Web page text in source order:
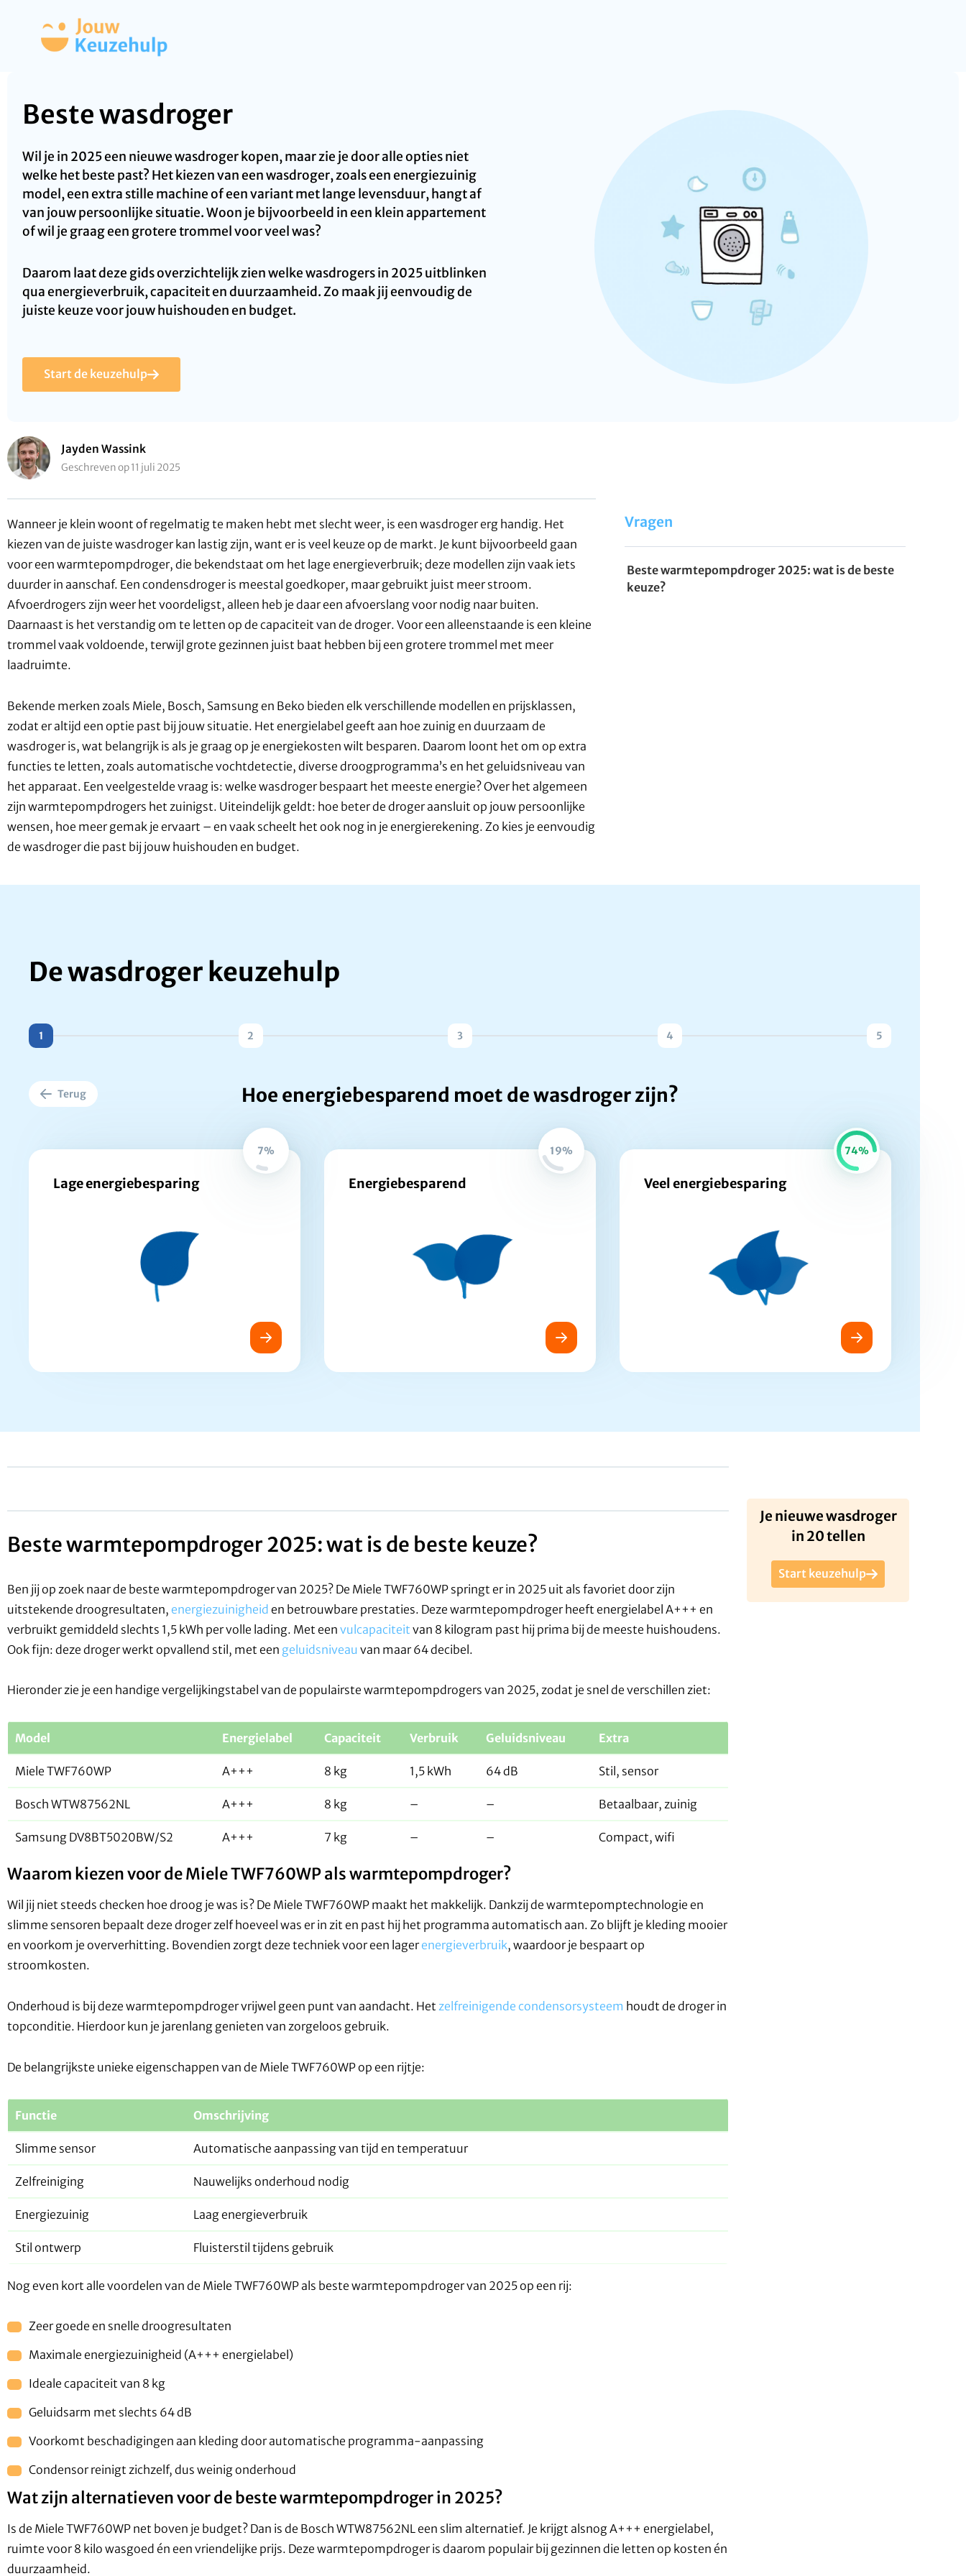
Beste wasdroger
Wil je in 2025 een nieuwe wasdroger kopen, maar zie je door alle opties niet
welke het beste past? Het kiezen van een wasdroger, zoals een energiezuinig
model, een extra stille machine of een variant met lange levensduur, hangt af
van jouw persoonlijke situatie. Woon je bijvoorbeeld in een klein appartement
of wil je graag een grotere trommel voor veel was?
Daarom laat deze gids overzichtelijk zien welke wasdrogers in 2025 uitblinken
qua energieverbruik, capaciteit en duurzaamheid. Zo maak jij eenvoudig de
juiste keuze voor jouw huishouden en budget.
Start de keuzehulp
Jayden Wassink
Geschreven op 11 juli 2025
Wanneer je klein woont of regelmatig te maken hebt met slecht weer, is een wasdroger erg handig. Het
kiezen van de juiste wasdroger kan lastig zijn, want er is veel keuze op de markt. Je kunt bijvoorbeeld gaan
voor een warmtepompdroger, die bekendstaat om het lage energieverbruik; deze modellen zijn vaak iets
duurder in aanschaf. Een condensdroger is meestal goedkoper, maar gebruikt juist meer stroom.
Afvoerdrogers zijn weer het voordeligst, alleen heb je daar een afvoerslang voor nodig naar buiten.
Daarnaast is het verstandig om te letten op de capaciteit van de droger. Voor een alleenstaande is een kleine
trommel vaak voldoende, terwijl grote gezinnen juist baat hebben bij een grotere trommel met meer
laadruimte.
Bekende merken zoals Miele, Bosch, Samsung en Beko bieden elk verschillende modellen en prijsklassen,
zodat er altijd een optie past bij jouw situatie. Het energielabel geeft aan hoe zuinig en duurzaam de
wasdroger is, wat belangrijk is als je graag op je energiekosten wilt besparen. Daarom loont het om op extra
functies te letten, zoals automatische vochtdetectie, diverse droogprogramma’s en het geluidsniveau van
het apparaat. Een veelgestelde vraag is: welke wasdroger bespaart het meeste energie? Over het algemeen
zijn warmtepompdrogers het zuinigst. Uiteindelijk geldt: hoe beter de droger aansluit op jouw persoonlijke
wensen, hoe meer gemak je ervaart – en vaak scheelt het ook nog in je energierekening. Zo kies je eenvoudig
de wasdroger die past bij jouw huishouden en budget.
Vragen
Beste warmtepompdroger 2025: wat is de beste
keuze?
De wasdroger keuzehulp
1 2 3 4 5
Terug Hoe energiebesparend moet de wasdroger zijn?
7%
Lage energiebesparing
19%
Energiebesparend
74%
Veel energiebesparing
Beste warmtepompdroger 2025: wat is de beste keuze?
Ben jij op zoek naar de beste warmtepompdroger van 2025? De Miele TWF760WP springt er in 2025 uit als favoriet door zijn
uitstekende droogresultaten, energiezuinigheid en betrouwbare prestaties. Deze warmtepompdroger heeft energielabel A+++ en
verbruikt gemiddeld slechts 1,5 kWh per volle lading. Met een vulcapaciteit van 8 kilogram past hij prima bij de meeste huishoudens.
Ook fijn: deze droger werkt opvallend stil, met een geluidsniveau van maar 64 decibel.
Hieronder zie je een handige vergelijkingstabel van de populairste warmtepompdrogers van 2025, zodat je snel de verschillen ziet:
Model Energielabel Capaciteit Verbruik Geluidsniveau Extra
Miele TWF760WP A+++ 8 kg 1,5 kWh 64 dB Stil, sensor
Bosch WTW87562NL A+++ 8 kg – – Betaalbaar, zuinig
Samsung DV8BT5020BW/S2 A+++ 7 kg – – Compact, wifi
Waarom kiezen voor de Miele TWF760WP als warmtepompdroger?
Wil jij niet steeds checken hoe droog je was is? De Miele TWF760WP maakt het makkelijk. Dankzij de warmtepomptechnologie en
slimme sensoren bepaalt deze droger zelf hoeveel was er in zit en past hij het programma automatisch aan. Zo blijft je kleding mooier
en voorkom je oververhitting. Bovendien zorgt deze techniek voor een lagerenergieverbruik, waardoor je bespaart op
stroomkosten.
Onderhoud is bij deze warmtepompdroger vrijwel geen punt van aandacht. Het zelfreinigende condensorsysteem houdt de droger in
topconditie. Hierdoor kun je jarenlang genieten van zorgeloos gebruik.
De belangrijkste unieke eigenschappen van de Miele TWF760WP op een rijtje:
Functie Omschrijving
Slimme sensor Automatische aanpassing van tijd en temperatuur
Zelfreiniging Nauwelijks onderhoud nodig
Energiezuinig Laag energieverbruik
Stil ontwerp Fluisterstil tijdens gebruik
Nog even kort alle voordelen van de Miele TWF760WP als beste warmtepompdroger van 2025 op een rij:
Zeer goede en snelle droogresultaten
Maximale energiezuinigheid (A+++ energielabel)
Ideale capaciteit van 8 kg
Geluidsarm met slechts 64 dB
Voorkomt beschadigingen aan kleding door automatische programma-aanpassing
Condensor reinigt zichzelf, dus weinig onderhoud
Wat zijn alternatieven voor de beste warmtepompdroger in 2025?
Is de Miele TWF760WP net boven je budget? Dan is de Bosch WTW87562NL een slim alternatief. Je krijgt alsnog A+++ energielabel,
ruimte voor 8 kilo wasgoed én een vriendelijke prijs. Deze warmtepompdroger is daarom populair bij gezinnen die letten op kosten én
duurzaamheid.
Je nieuwe wasdroger
in 20 tellen
Start keuzehulp